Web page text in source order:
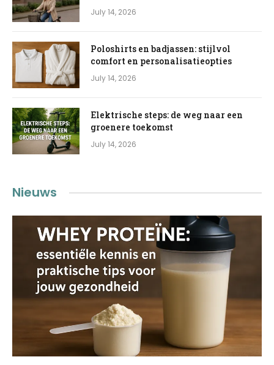
July 14, 2026
Poloshirts en badjassen: stijlvol
comfort en personalisatieopties
July 14, 2026
Elektrische steps: de weg naar een
groenere toekomst
July 14, 2026
Nieuws